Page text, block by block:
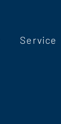
Service